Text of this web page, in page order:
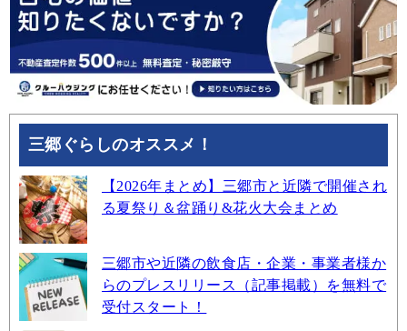
三郷ぐらしのオススメ！
【2026年まとめ】三郷市と近隣で開催され
る夏祭り＆盆踊り&花火大会まとめ
三郷市や近隣の飲食店・企業・事業者様か
らのプレスリリース（記事掲載）を無料で
受付スタート！